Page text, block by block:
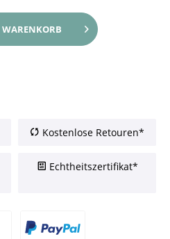
WARENKORB
Kostenlose Retouren*
Echtheitszertifikat*